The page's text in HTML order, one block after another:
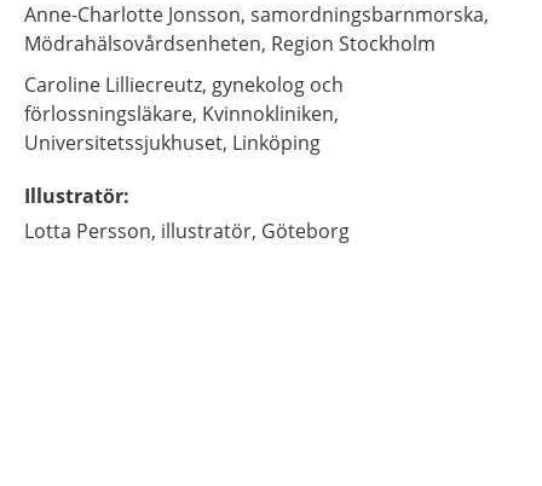
Anne-Charlotte Jonsson, samordningsbarnmorska,
Mödrahälsovårdsenheten, Region Stockholm
Caroline Lilliecreutz, gynekolog och
förlossningsläkare, Kvinnokliniken,
Universitetssjukhuset, Linköping
Illustratör:
Lotta Persson, illustratör, Göteborg